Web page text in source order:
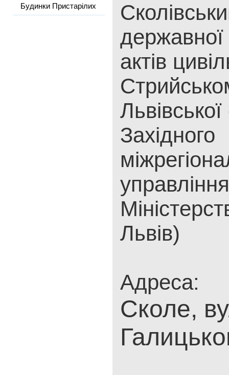
Будинки Пристарілих
державної
актів
Західного
управління
Львів)
Адреса:
Сколе,